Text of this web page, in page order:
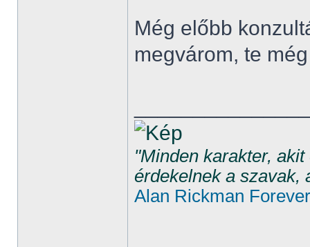
Még előbb
megvárom, te
"Minden karakter,
érdekelnek a szavak,
Alan Rickman Forever